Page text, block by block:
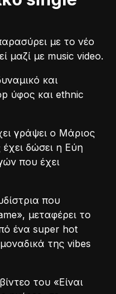
με το νέο
μαζί με music video.
και
ύφος και ethnic
γράψει ο Μάριος
δώσει η Εύη
που έχει
που
μεταφέρει το
ένα super hot
της vibes
του «Είναι